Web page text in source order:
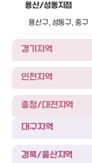
용산/성동지점
용산구, 성동구, 중구
경기지역
인천지역
충청/대전지역
대구지역
경북/울산지역